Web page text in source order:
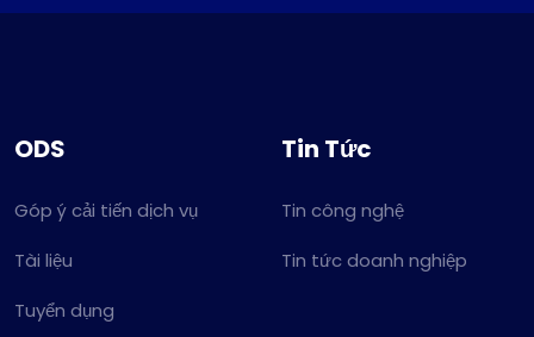
ODS
Góp ý cải tiến dịch vụ
Tài liệu
Tuyển dụng
Tin Tức
Tin công nghệ
Tin tức doanh nghiệp